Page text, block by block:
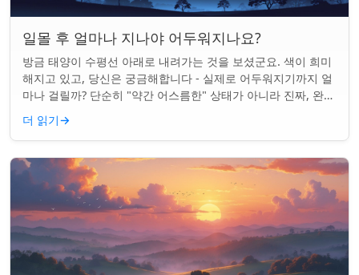
일몰 후 얼마나 지나야 어두워지나요?
방금 태양이 수평선 아래로 내려가는 것을 보셨군요. 색이 희미
해지고 있고, 당신은 궁금해합니다 - 실제로 어두워지기까지 얼
마나 걸릴까? 단순히 "약간 어스름한" 상태가 아니라 진짜, 완전
한 밤이 되는 것. 알고 보니...
더 읽기→